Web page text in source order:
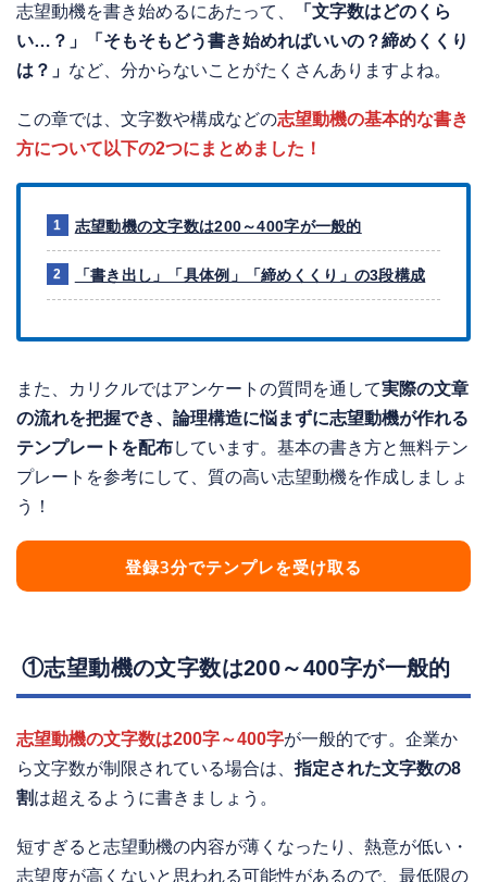
志望動機を書き始めるにあたって、
「文字数はどのくら
い…？」「そもそもどう書き始めればいいの？締めくくり
は？」 など、分からないことがたくさんありますよね。
この章では、文字数や構成などの志望動機の基本的な書き
方について以下の2つにまとめました！
志望動機の文字数は200～400字が一般的
「書き出し」「具体例」「締めくくり」の3段構成
また、カリクルではアンケートの質問を通して実際の文章
の流れを把握でき、論理構造に悩まずに志望動機が作れる
テンプレートを配布しています。基本の書き方と無料テン
プレートを参考にして、質の高い志望動機を作成しましょ
う！
登録3分でテンプレを受け取る
①志望動機の文字数は200～400字が一般的
志望動機の文字数は200字～400字が一般的です。企業か
ら文字数が制限されている場合は、 指定された文字数の8
割は超えるように書きましょう。
短すぎると志望動機の内容が薄くなったり、熱意が低い・
志望度が高くないと思われる可能性があるので、最低限の